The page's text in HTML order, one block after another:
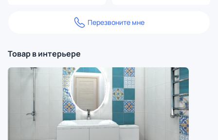
Перезвоните мне
Товар в интерьере